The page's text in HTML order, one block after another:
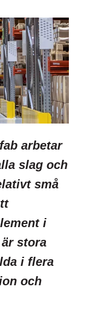
arbetar
slag och
små
i
stora
i flera
och